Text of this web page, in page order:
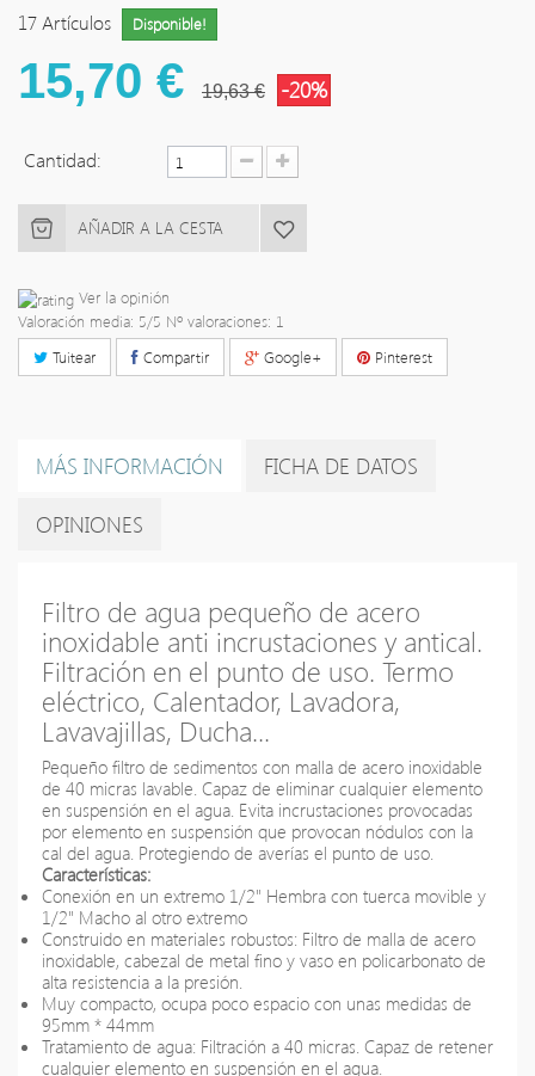
17 Artículos Disponible!
15,70 € 19,63 € -20%
Cantidad:
AÑADIR A LA CESTA
Ver la opinión
Valoración media: 5/5 Nº valoraciones: 1
Tuitear
Compartir Google+ Pinterest
MÁS INFORMACIÓN FICHA DE DATOS
OPINIONES
Filtro de agua pequeño de acero
inoxidable anti incrustaciones y antical.
Filtración en el punto de uso. Termo
eléctrico, Calentador, Lavadora,
Lavavajillas, Ducha...
Pequeño filtro de sedimentos con malla de acero inoxidable
de 40 micras lavable. Capaz de eliminar cualquier elemento
en suspensión en el agua. Evita incrustaciones provocadas
por elemento en suspensión que provocan nódulos con la
cal del agua. Protegiendo de averías el punto de uso.
Características:
Conexión en un extremo 1/2" Hembra con tuerca movible y
1/2" Macho al otro extremo
Construido en materiales robustos: Filtro de malla de acero
inoxidable, cabezal de metal fino y vaso en policarbonato de
alta resistencia a la presión.
Muy compacto, ocupa poco espacio con unas medidas de
95mm * 44mm
Tratamiento de agua: Filtración a 40 micras. Capaz de retener
cualquier elemento en suspensión en el agua.